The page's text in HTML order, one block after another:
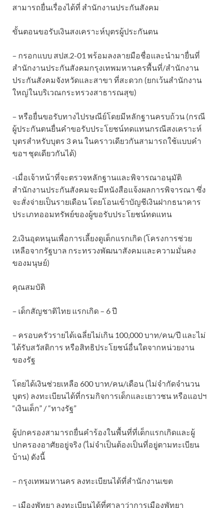
สามารถยื่นเรื่องได้ที่ สำนักงานประกันสังคม
ขั้นตอนขอรับเงินสงเคราะห์บุตรผู้ประกันตน
– กรอกแบบ สปส.2-01 พร้อมลงลายมือชื่อและนำมายื่นที่
สำนักงานประกันสังคมกรุงเทพมหานครพื้นที่/สำนักงาน
ประกันสังคมจังหวัดและสาขา ที่สะดวก (ยกเว้นสำนักงาน
ใหญ่ในบริเวณกระทรวงสาธารณสุข)
– หรือยื่นขอรับทางไปรษณีย์โดยมีหลักฐานครบถ้วน (กรณี
ผู้ประกันตนยื่นคำขอรับประโยชน์ทดแทนกรณีสงเคราะห์
บุตรสำหรับบุตร 3 คน ในคราวเดียวกันสามารถใช้แบบคำ
ขอฯ ชุดเดียวกันได้)
-เมื่อเจ้าหน้าที่จะตรวจหลักฐานและพิจารณาอนุมัติ
สำนักงานประกันสังคมจะมีหนังสือแจ้งผลการพิจารณา ซึ่ง
จะสั่งจ่ายเป็นรายเดือน โดยโอนเข้าบัญชีเงินฝากธนาคาร
ประเภทออมทรัพย์ของผู้ขอรับประโยชน์ทดแทน
2.เงินอุดหนุนเพื่อการเลี้ยงดูเด็กแรกเกิด (โครงการช่วย
เหลือจากรัฐบาล กระทรวงพัฒนาสังคมและความมั่นคง
ของมนุษย์)
คุณสมบัติ
– เด็กสัญชาติไทย แรกเกิด – 6 ปี
– ครอบครัวรายได้เฉลี่ยไม่เกิน 100,000 บาท/คน/ปี และไม่
ได้รับสวัสดิการ หรือสิทธิประโยชน์อื่นใดจากหน่วยงาน
ของรัฐ
โดยได้เงินช่วยเหลือ 600 บาท/คน/เดือน (ไม่จำกัดจำนวน
บุตร) ลงทะเบียนได้ที่กรมกิจการเด็กและเยาวชน หรือแอปฯ
“เงินเด็ก” / “ทางรัฐ”
ผู้ปกครองสามารถยื่นคำร้องในพื้นที่ที่เด็กแรกเกิดและผู้
ปกครองอาศัยอยู่จริง (ไม่จำเป็นต้องเป็นที่อยู่ตามทะเบียน
บ้าน) ดังนี้
– กรุงเทพมหานคร ลงทะเบียนได้ที่สำนักงานเขต
– เมืองพัทยา ลงทะเบียนได้ที่ศาลาว่าการเมืองพัทยา